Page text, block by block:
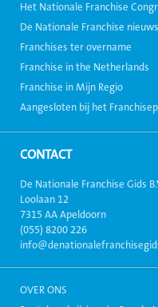
Het Nationale Franchise
De Nationale Franchise
Franchises ter overname
Franchise in the Netherlands
Franchise in Mijn Regio
Aangesloten bij het
CONTACT
De Nationale Franchise Gids
Loolaan 12
7315 AA Apeldoorn
(055) 8200 226
OVER ONS